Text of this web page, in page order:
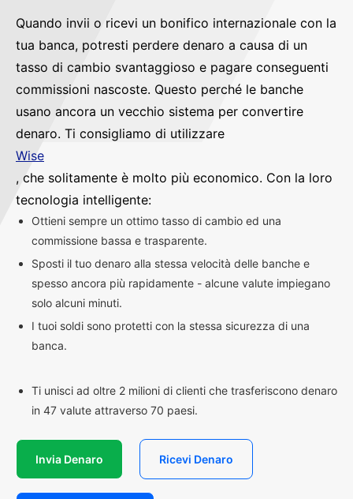
Quando invii o ricevi un bonifico internazionale con la
tua banca, potresti perdere denaro a causa di un
tasso di cambio svantaggioso e pagare conseguenti
commissioni nascoste. Questo perché le banche
usano ancora un vecchio sistema per convertire
denaro. Ti consigliamo di utilizzare
Wise
, che solitamente è molto più economico. Con la loro
tecnologia intelligente:
Ottieni sempre un ottimo tasso di cambio ed una
commissione bassa e trasparente.
Sposti il tuo denaro alla stessa velocità delle banche e
spesso ancora più rapidamente - alcune valute impiegano
solo alcuni minuti.
I tuoi soldi sono protetti con la stessa sicurezza di una
banca.
Ti unisci ad oltre 2 milioni di clienti che trasferiscono denaro
in 47 valute attraverso 70 paesi.
Invia Denaro Ricevi Denaro